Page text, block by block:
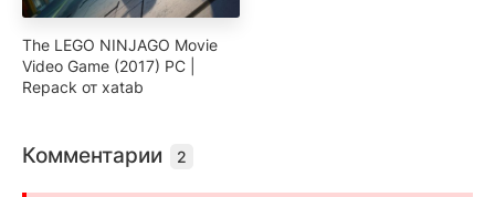
The LEGO NINJAGO Movie
Video Game (2017) PC |
Repack от xatab
Комментарии 2